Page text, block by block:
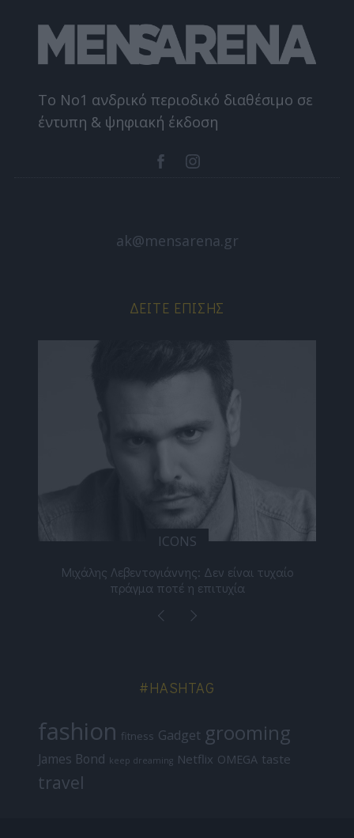
Το Nο1 ανδρικό περιοδικό διαθέσιμο σε
έντυπη & ψηφιακή έκδοση
ak@mensarena.gr
ΔΕΊΤΕ ΕΠΊΣΗΣ
ICONS
Μιχάλης Λεβεντογιάννης: Δεν είναι τυχαίο
πράγμα ποτέ η επιτυχία
#HASHTAG
fashion fitness Gadget grooming
James Bond keep dreaming Netflix OMEGA taste
travel